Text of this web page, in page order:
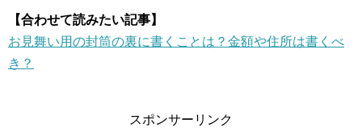
【合わせて読みたい記事】
お見舞い用の封筒の裏に書くことは？金額や住所は書くべ
き？
スポンサーリンク